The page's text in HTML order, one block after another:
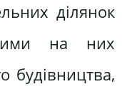
ділянок
на них
будівництва,